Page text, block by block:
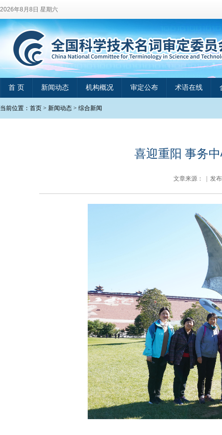
2026年8月8日 星期六
首 页 新闻动态 机构概况 审定公布 术语在线
当前位置： 首页 > 新闻动态 > 综合新闻
喜迎重阳 事务
文章来源： | 发